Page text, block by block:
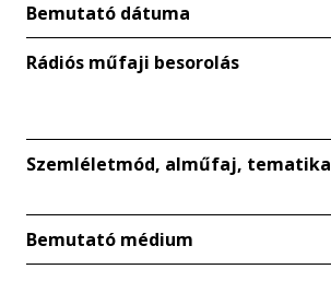
Bemutató dátuma
Rádiós műfaji besorolás
Szemléletmód, alműfaj, tematika
Bemutató médium